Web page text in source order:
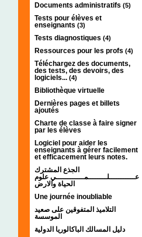
Documents administratifs (5)
Tests pour élèves et
enseignants (3)
Tests diagnostiques (4)
Ressources pour les profs (4)
Téléchargez des documents,
des tests, des devoirs, des
logiciels... (4)
Bibliothèque virtuelle
Dernières pages et billets
ajoutés
Charte de classe à faire signer
par les élèves
Logiciel pour aider les
enseignants à gérer facilement
et efficacement leurs notes.
الجذع المشترك
عـــــــــــلــــــــمــــــــــــي علوم
الحياة والارض
Une journée inoubliable
التلاميذ المتفوقين على صعيد
الموسسة
دليل المسالك الباكالوريا الدولية